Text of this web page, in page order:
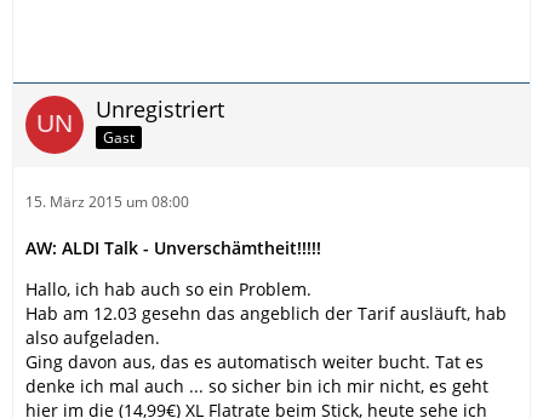
Unregistriert
Gast
15. März 2015 um 08:00
AW: ALDI Talk - Unverschämtheit!!!!!
Hallo, ich hab auch so ein Problem.
Hab am 12.03 gesehn das angeblich der Tarif ausläuft, hab
also aufgeladen.
Ging davon aus, das es automatisch weiter bucht. Tat es
denke ich mal auch ... so sicher bin ich mir nicht, es geht
hier im die (14,99€) XL Flatrate beim Stick, heute sehe ich